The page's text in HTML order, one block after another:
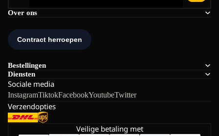
Over ons
Bestellingen
Diensten
Sociale media
InstagramTiktokFacebookYoutubeTwitter
Verzendopties
Veilige betaling met